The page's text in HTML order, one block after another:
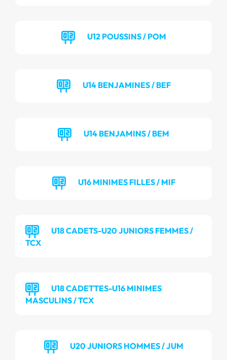
U12 POUSSINS / POM
U14 BENJAMINES / BEF
U14 BENJAMINS / BEM
U16 MINIMES FILLES / MIF
U18 CADETS-U20 JUNIORS FEMMES /
TCX
U18 CADETTES-U16 MINIMES
MASCULINS / TCX
U20 JUNIORS HOMMES / JUM